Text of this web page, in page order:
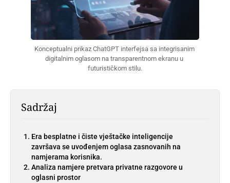
Konceptualni prikaz ChatGPT interfejsa sa integrisanim
digitalnim oglasom na transparentnom ekranu u
futurističkom stilu.
Sadržaj
Era besplatne i čiste vještačke inteligencije
završava se uvođenjem oglasa zasnovanih na
namjerama korisnika.
Analiza namjere pretvara privatne razgovore u
oglasni prostor